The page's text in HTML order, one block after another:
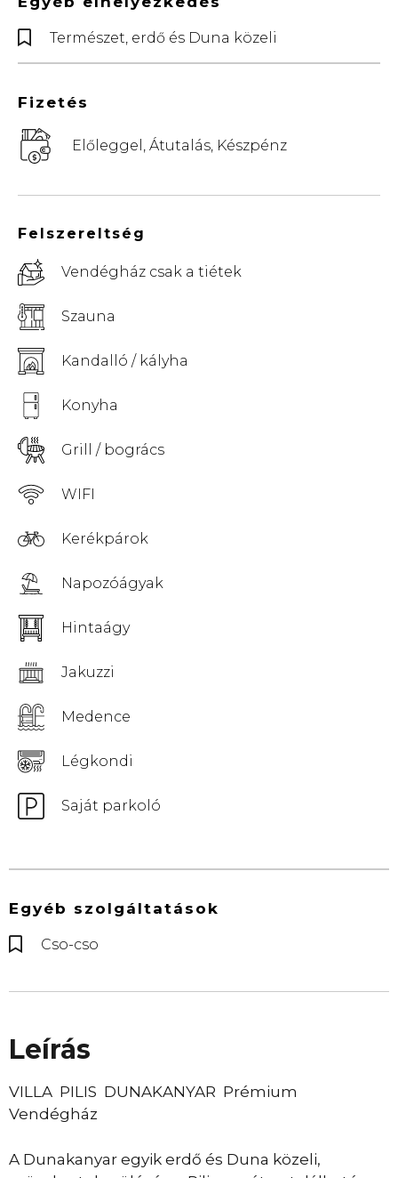
Felszereltség
Vendégház csak a tiétek
Szauna
Kandalló / kályha
Konyha
Grill / bogrács
WIFI
Kerékpárok
Napozóágyak
Hintaágy
Jakuzzi
Medence
Légkondi
Saját parkoló
Természet, erdő és Duna közeli
Fizetés
Előleggel, Átutalás, Készpénz
Egyéb szolgáltatások
Cso-cso
Leírás
VILLA PILIS DUNAKANYAR Prémium
Vendégház
A Dunakanyar egyik erdő és Duna közeli,